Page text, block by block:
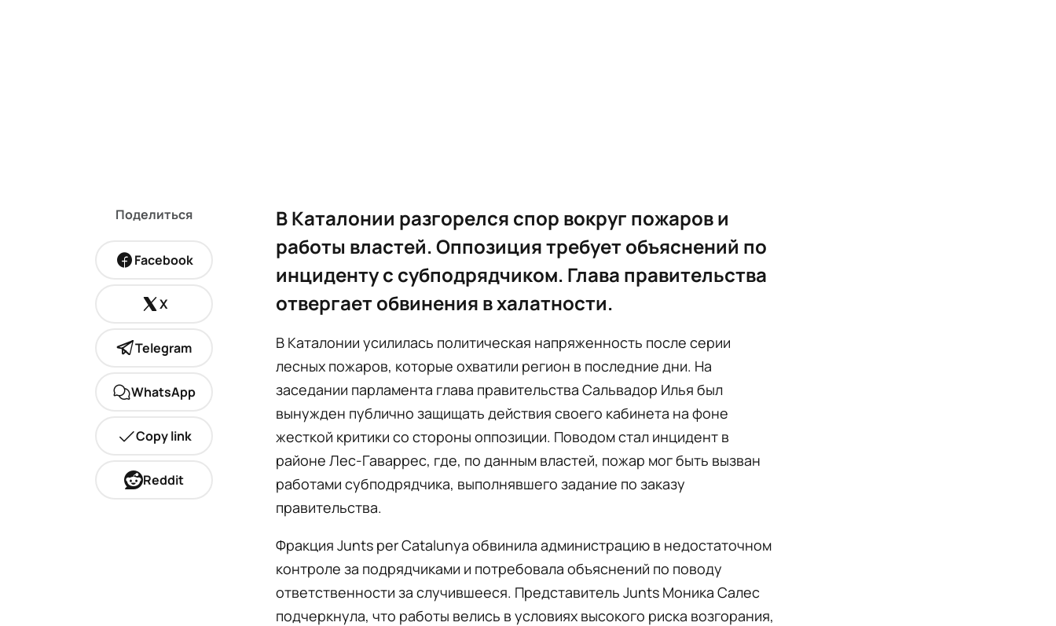
Поделиться
Facebook
X
Telegram
WhatsApp
Copy link
Reddit
В Каталонии разгорелся спор вокруг пожаров и
работы властей. Оппозиция требует объяснений по
инциденту с субподрядчиком. Глава правительства
отвергает обвинения в халатности.
В Каталонии усилилась политическая напряженность после серии
лесных пожаров, которые охватили регион в последние дни. На
заседании парламента глава правительства Сальвадор Илья был
вынужден публично защищать действия своего кабинета на фоне
жесткой критики со стороны оппозиции. Поводом стал инцидент в
районе Лес-Гаваррес, где, по данным властей, пожар мог быть вызван
работами субподрядчика, выполнявшего задание по заказу
правительства.
Фракция Junts per Catalunya обвинила администрацию в недостаточном
контроле за подрядчиками и потребовала объяснений по поводу
ответственности за случившееся. Представитель Junts Моника Салес
подчеркнула, что работы велись в условиях высокого риска возгорания,